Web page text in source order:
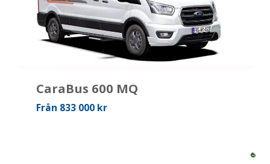
CaraBus 600 MQ
Från 833 000 kr